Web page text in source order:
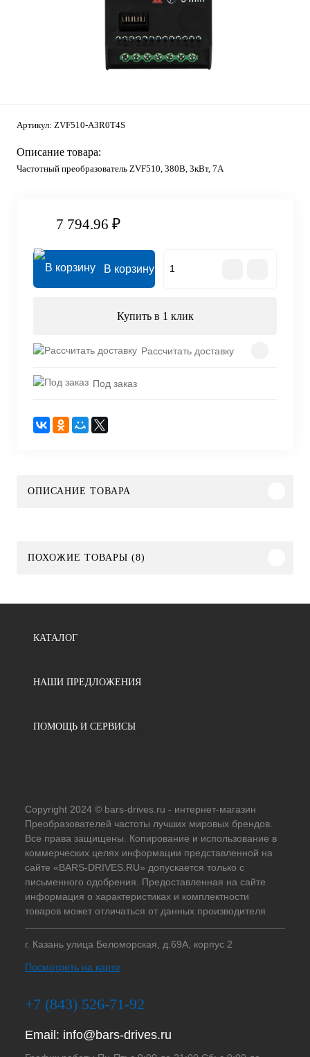
Артикул: ZVF510-A3R0T4S
Описание товара:
Частотный преобразователь ZVF510, 380В, 3кВт, 7А
7 794.96 ₽
В корзину
Купить в 1 клик
Рассчитать доставку
Под заказ
ОПИСАНИЕ ТОВАРА
ПОХОЖИЕ ТОВАРЫ (8)
КАТАЛОГ
НАШИ ПРЕДЛОЖЕНИЯ
ПОМОЩЬ И СЕРВИСЫ
Copyright 2024 © bars-drives.ru - интернет-магазин
Преобразователей частоты лучших мировых брендов.
Все права защищены. Копирование и использование в
коммерческих целях информации представленной на
сайте «BARS-DRIVES.RU» допускается только с
письменного одобрения. Предоставленная на сайте
информация о характеристиках и комплектности
товаров может отличаться от данных производителя
г. Казань улица Беломорская, д.69А, корпус 2
Посмотреть на карте
+7 (843) 526-71-92
Email: info@bars-drives.ru